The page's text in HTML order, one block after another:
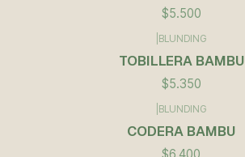
$5.500
BLUNDING
TOBILLERA BAMBU
$5.350
BLUNDING
CODERA BAMBU